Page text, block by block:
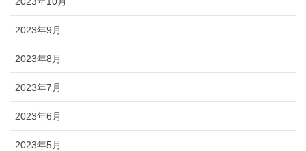
2023年9月
2023年8月
2023年7月
2023年6月
2023年5月